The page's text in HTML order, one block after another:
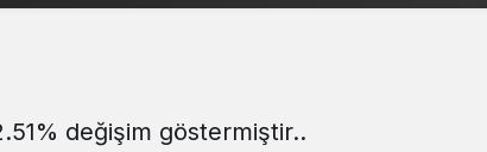
Gece Modu
Sistem modunu seçin.
değişim göstermiştir..